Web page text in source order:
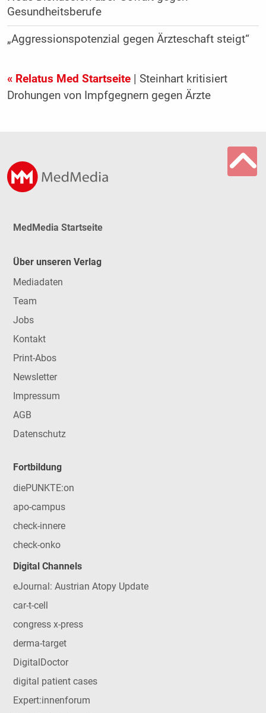
Gesundheitsberufe
„Aggressionspotenzial gegen Ärzteschaft steigt“
« Relatus Med Startseite| Steinhart kritisiert
Drohungen von Impfgegnern gegen Ärzte
MedMedia Startseite
Über unseren Verlag
Mediadaten
Team
Jobs
Kontakt
Print-Abos
Newsletter
Impressum
AGB
Datenschutz
Fortbildung
diePUNKTE:on
apo-campus
check-innere
check-onko
Digital Channels
eJournal: Austrian Atopy Update
car-t-cell
congress x-press
derma-target
DigitalDoctor
digital patient cases
Expert:innenforum